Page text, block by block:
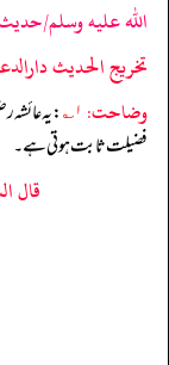
الله عليه وسلم/حدیث:
تخریج الحدیث
وضاحت: ۱؎ : یہ
فضیلت ثابت ہوتی ہے۔
قال